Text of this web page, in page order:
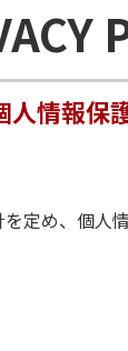
人情報保
め、個人